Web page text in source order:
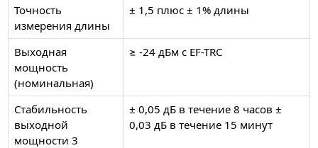
Точность
измерения длины
± 1,5 плюс ± 1% длины
Выходная
мощность
(номинальная)
≥ -24 дБм с EF-TRC
Стабильность
выходной
мощности 3
± 0,05 дБ в течение 8 часов ±
0,03 дБ в течение 15 минут